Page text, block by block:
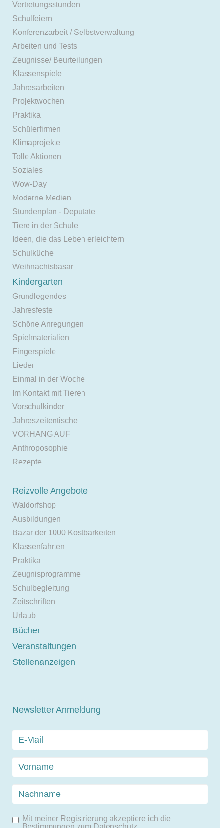
Vertretungsstunden
Schulfeiern
Konferenzarbeit / Selbstverwaltung
Arbeiten und Tests
Zeugnisse/ Beurteilungen
Klassenspiele
Jahresarbeiten
Projektwochen
Praktika
Schülerfirmen
Klimaprojekte
Tolle Aktionen
Soziales
Wow-Day
Moderne Medien
Stundenplan - Deputate
Tiere in der Schule
Ideen, die das Leben erleichtern
Schulküche
Weihnachtsbasar
Kindergarten
Grundlegendes
Jahresfeste
Schöne Anregungen
Spielmaterialien
Fingerspiele
Lieder
Einmal in der Woche
Im Kontakt mit Tieren
Vorschulkinder
Jahreszeitentische
VORHANG AUF
Anthroposophie
Rezepte
Reizvolle Angebote
Waldorfshop
Ausbildungen
Bazar der 1000 Kostbarkeiten
Klassenfahrten
Praktika
Zeugnisprogramme
Schulbegleitung
Zeitschriften
Urlaub
Bücher
Veranstaltungen
Stellenanzeigen
Newsletter Anmeldung
Mit meiner Registrierung akzeptiere ich die
Bestimmungen zum Datenschutz